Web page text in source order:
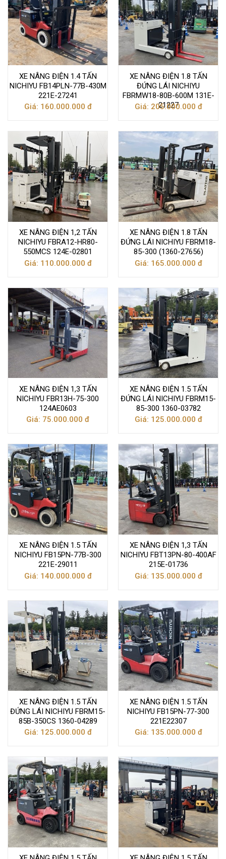
XE NÂNG ĐIỆN 1.4 TẤN
NICHIYU FB14PLN-77B-430M
221E-27241
Giá: 160.000.000 đ
XE NÂNG ĐIỆN 1.8 TẤN
ĐỨNG LÁI NICHIYU
FBRMW18-80B-600M 131E-
21227
Giá: 205.000.000 đ
XE NÂNG ĐIỆN 1,2 TẤN
NICHIYU FBRA12-HR80-
550MCS 124E-02801
Giá: 110.000.000 đ
XE NÂNG ĐIỆN 1.8 TẤN
ĐỨNG LÁI NICHIYU FBRM18-
85-300 (1360-27656)
Giá: 165.000.000 đ
XE NÂNG ĐIỆN 1,3 TẤN
NICHIYU FBR13H-75-300
124AE0603
Giá: 75.000.000 đ
XE NÂNG ĐIỆN 1.5 TẤN
ĐỨNG LÁI NICHIYU FBRM15-
85-300 1360-03782
Giá: 125.000.000 đ
XE NÂNG ĐIỆN 1.5 TẤN
NICHIYU FB15PN-77B-300
221E-29011
Giá: 140.000.000 đ
XE NÂNG ĐIỆN 1,3 TẤN
NICHIYU FBT13PN-80-400AF
215E-01736
Giá: 135.000.000 đ
XE NÂNG ĐIỆN 1.5 TẤN
ĐỨNG LÁI NICHIYU FBRM15-
85B-350CS 1360-04289
Giá: 125.000.000 đ
XE NÂNG ĐIỆN 1.5 TẤN
NICHIYU FB15PN-77-300
221E22307
Giá: 135.000.000 đ